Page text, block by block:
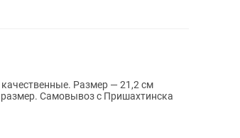
Размер — 21,2 см
Самовывоз с Пришахтинска